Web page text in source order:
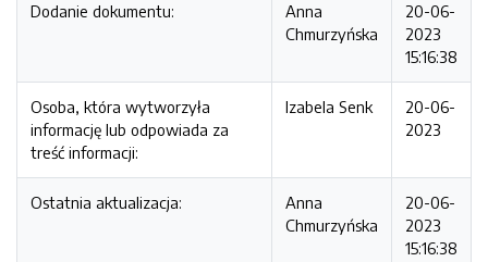
Dodanie dokumentu:
Anna
Chmurzyńska
20-06-
2023
15:16:38
Osoba, która wytworzyła
informację lub odpowiada za
treść informacji:
Izabela Senk
20-06-
2023
Ostatnia aktualizacja:
Anna
Chmurzyńska
20-06-
2023
15:16:38